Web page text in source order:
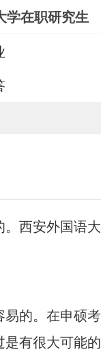
学在职研究生
西安外国语
的。在申硕
有很大可能的